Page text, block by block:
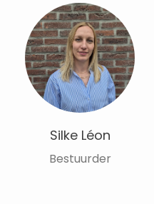
Silke Léon
Bestuurder